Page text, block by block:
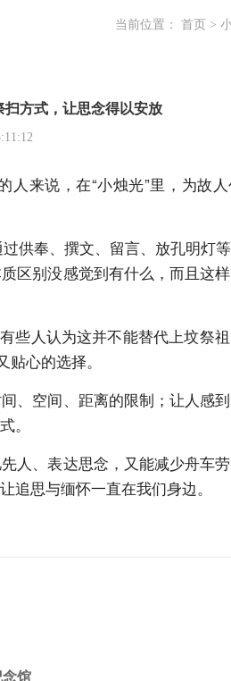
当前位置： 首页 >
方式，让思念得以安放
来说，在“小烛光”里，为故
供奉、撰文、留言、放孔明灯
区别没感觉到有什么，而且这
些人认为这并不能替代上坟祭
心的选择。
、空间、距离的限制；让人感
。
人、表达思念，又能减少舟车
思与缅怀一直在我们身边。
念馆